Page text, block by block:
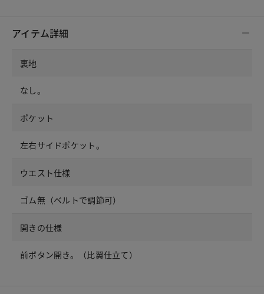
アイテム詳細
裏地
なし。
ポケット
左右サイドポケット。
ウエスト仕様
ゴム無（ベルトで調節可）
開きの仕様
前ボタン開き。（比翼仕立て）